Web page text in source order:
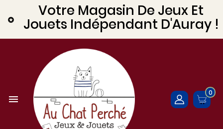

Votre Magasin De Jeux Et
Jouets Indépendant D'Auray !

0